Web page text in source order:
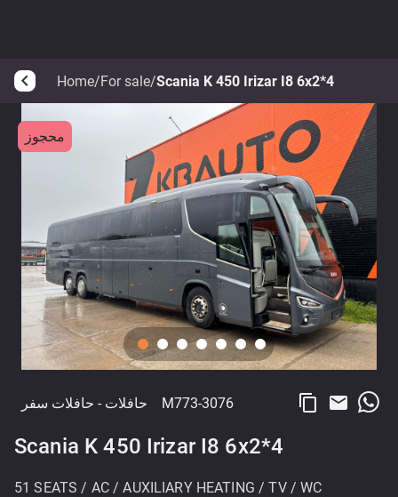
arrow_back_ios Home/For sale/Scania K 450 Irizar I8 6x2*4
محجوز
حافلات - حافلات سفر M773-3076 content_copy email
Scania K 450 Irizar I8 6x2*4
51 SEATS / AC / AUXILIARY HEATING / TV / WC